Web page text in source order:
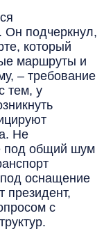
Он подчеркнул,
который
маршруты и
– требование
тем, у
Не
под общий шум
оснащение
президент,
с